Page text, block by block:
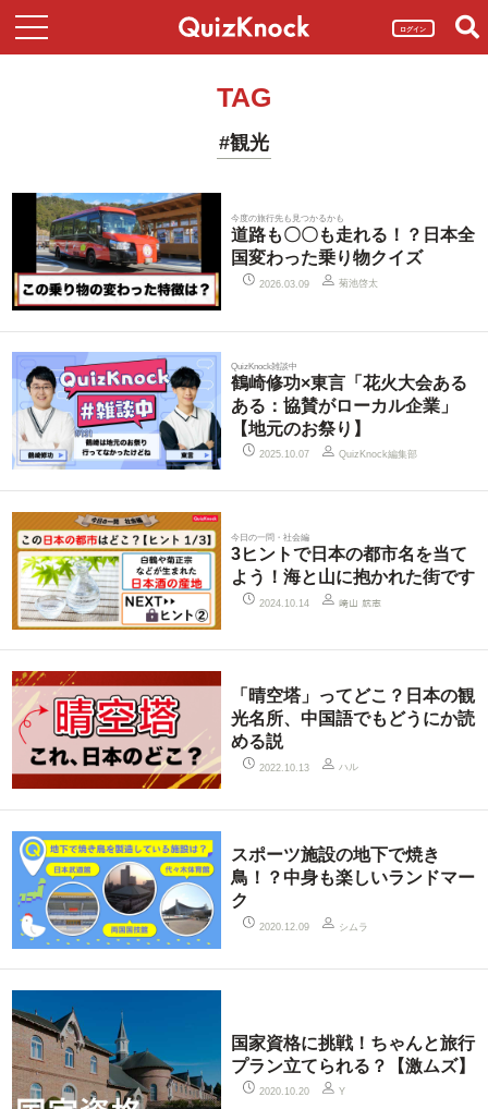
ログイン
TAG
#観光
今度の旅行先も見つかるかも
道路も〇〇も走れる！？日本全
国変わった乗り物クイズ
2026.03.09 菊池啓太
QuizKnock雑談中
鶴崎修功×東言「花火大会ある
ある：協賛がローカル企業」
【地元のお祭り】
2025.10.07 QuizKnock編集部
今日の一問・社会編
3ヒントで日本の都市名を当て
よう！海と山に抱かれた街です
2024.10.14 﨑山 航志
「晴空塔」ってどこ？日本の観
光名所、中国語でもどうにか読
める説
2022.10.13 ハル
スポーツ施設の地下で焼き
鳥！？中身も楽しいランドマー
ク
2020.12.09 シムラ
国家資格に挑戦！ちゃんと旅行
プラン立てられる？【激ムズ】
2020.10.20 Y